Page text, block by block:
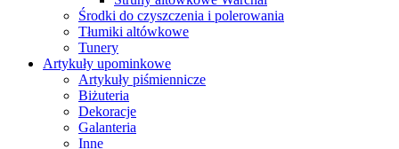
Środki do czyszczenia i polerowania
Tłumiki altówkowe
Tunery
Artykuły upominkowe
Artykuły piśmiennicze
Biżuteria
Dekoracje
Galanteria
Inne